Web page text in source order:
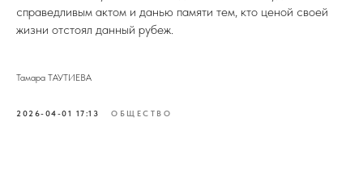
справедливым актом и данью памяти тем, кто ценой своей
жизни отстоял данный рубеж.
Тамара ТАУТИЕВА
2026-04-01 17:13 ОБЩЕСТВО